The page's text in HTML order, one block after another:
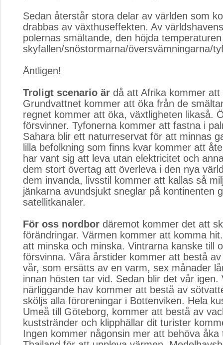
Sedan återstår stora delar av världen som
drabbas av växthuseffekten. Av
polernas smältande, den höjda
skyfallen/snöstormarna/översvämningarna/
Äntligen!
Troligt scenario är då att Afrika kommer
Grundvattnet kommer att öka från de
regnet kommer att öka, växtligheten likaså.
försvinner. Tyfonerna kommer att fastna i
Sahara blir ett naturreservat för att minnas
lilla befolkning som finns kvar kommer att
har vant sig att leva utan elektricitet och
dem stort övertag att överleva i den nya
dem invanda, livsstil kommer att kallas så
jänkarna avundsjukt sneglar på kontinenten
satellitkanaler.
För oss nordbor däremot kommer det att
förändringar. Värmen kommer att komma
att minska och minska. Vintrarna kanske till
försvinna. Våra årstider kommer att bestå
vår, som ersätts av en varm, sex månader
innan hösten tar vid. Sedan blir det vår igen.
närliggande hav kommer att bestå av
sköljs alla föroreningar i Bottenviken. Hela
Umeå till Göteborg, kommer att bestå av
kuststränder och klipphällar dit turister
Ingen kommer någonsin mer att behöva åka